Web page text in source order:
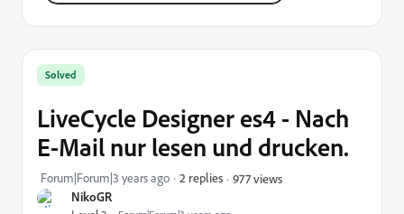
NikoGR
Solved
LiveCycle Designer es4 - Nach
E-Mail nur lesen und drucken.
Forum|Forum|3 years ago 2 replies 977 views